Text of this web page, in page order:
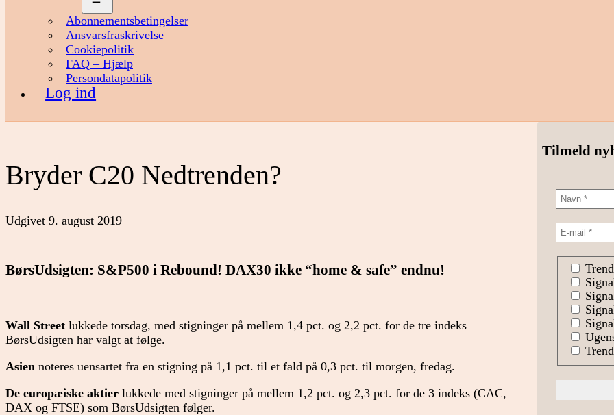
Abonnementsbetingelser
Ansvarsfraskrivelse
Cookiepolitik
FAQ – Hjælp
Persondatapolitik
Log ind
Bryder C20 Nedtrenden?
Udgivet 9. august 2019
BørsUdsigten: S&P500 i Rebound! DAX30 ikke “home & safe” endnu!
Wall Street lukkede torsdag, med stigninger på mellem 1,4 pct. og 2,2 pct. for de tre indeks
BørsUdsigten har valgt at følge.
Asien noteres uensartet fra en stigning på 1,1 pct. til et fald på 0,3 pct. til morgen, fredag.
De europæiske aktier lukkede med stigninger på mellem 1,2 pct. og 2,3 pct. for de 3 indeks (CAC,
DAX og FTSE) som BørsUdsigten følger.
Tilmeld